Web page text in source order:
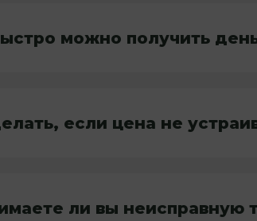
можно получить
если цена не
ли вы неисправную